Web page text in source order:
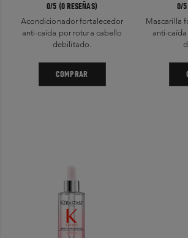
0/5 (0 RESEÑAS)
Acondicionador fortalecedor
anti-caída por rotura cabello
debilitado.
COMPRAR
0/5
Mascarilla
anti-